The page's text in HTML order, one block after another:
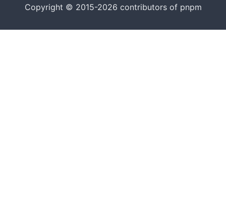
Copyright © 2015-2026 contributors of pnpm